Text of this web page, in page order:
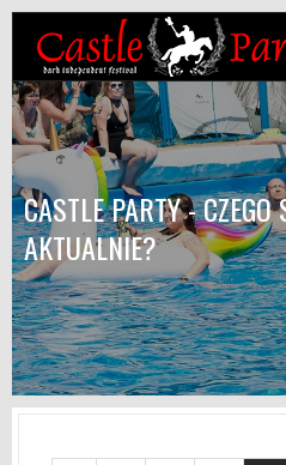
CASTLE PARTY - CZEGO
AKTUALNIE?